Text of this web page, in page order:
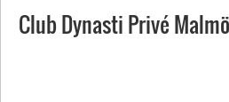
Club Dynasti Privé Malmö